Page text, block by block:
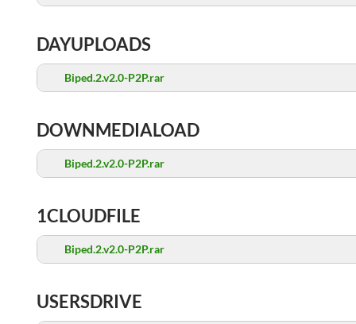
DAYUPLOADS
Biped.2.v2.0-P2P.rar
DOWNMEDIALOAD
Biped.2.v2.0-P2P.rar
1CLOUDFILE
Biped.2.v2.0-P2P.rar
USERSDRIVE